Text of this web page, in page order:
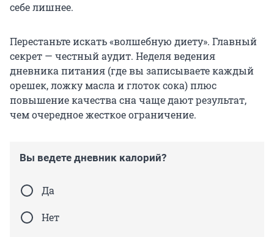
себе лишнее.
Перестаньте искать «волшебную диету». Главный
секрет — честный аудит. Неделя ведения
дневника питания (где вы записываете каждый
орешек, ложку масла и глоток сока) плюс
повышение качества сна чаще дают результат,
чем очередное жесткое ограничение.
Вы ведете дневник калорий?
Да
Нет